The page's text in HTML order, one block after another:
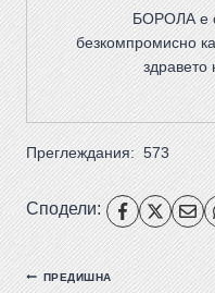
БОРОЛА е
безкомпромисно
здравето
Преглеждания: 573
Сподели:
ПРЕДИШНА